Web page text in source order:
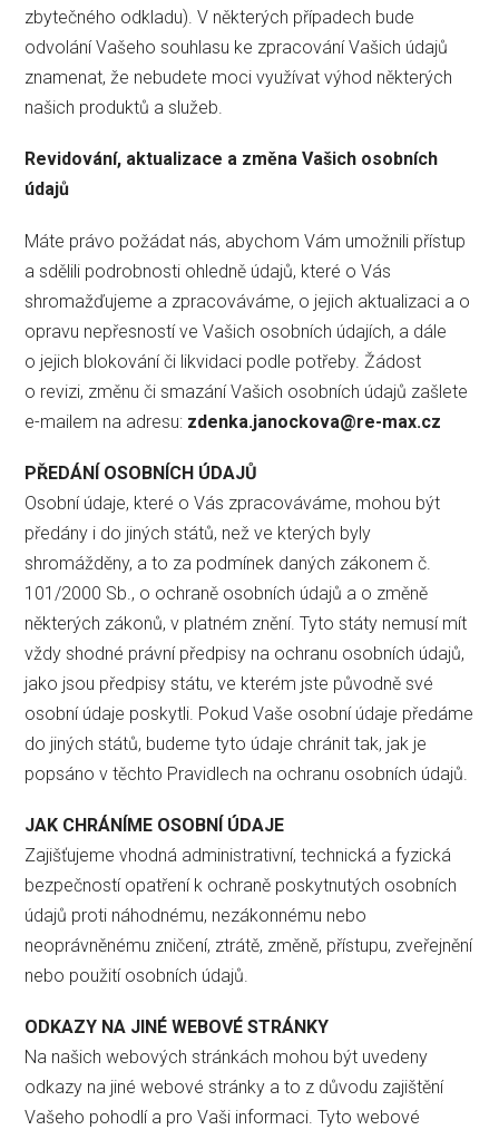
zbytečného odkladu). V některých případech bude
odvolání Vašeho souhlasu ke zpracování Vašich údajů
znamenat, že nebudete moci využívat výhod některých
našich produktů a služeb.
Revidování, aktualizace a změna Vašich osobních
údajů
Máte právo požádat nás, abychom Vám umožnili přístup
a sdělili podrobnosti ohledně údajů, které o Vás
shromažďujeme a zpracováváme, o jejich aktualizaci a o
opravu nepřesností ve Vašich osobních údajích, a dále
o jejich blokování či likvidaci podle potřeby. Žádost
o revizi, změnu či smazání Vašich osobních údajů zašlete
e-mailem na adresu: zdenka.janockova@re-max.cz
PŘEDÁNÍ OSOBNÍCH ÚDAJŮ
Osobní údaje, které o Vás zpracováváme, mohou být
předány i do jiných států, než ve kterých byly
shromážděny, a to za podmínek daných zákonem č.
101/2000 Sb., o ochraně osobních údajů a o změně
některých zákonů, v platném znění. Tyto státy nemusí mít
vždy shodné právní předpisy na ochranu osobních údajů,
jako jsou předpisy státu, ve kterém jste původně své
osobní údaje poskytli. Pokud Vaše osobní údaje předáme
do jiných států, budeme tyto údaje chránit tak, jak je
popsáno v těchto Pravidlech na ochranu osobních údajů.
JAK CHRÁNÍME OSOBNÍ ÚDAJE
Zajišťujeme vhodná administrativní, technická a fyzická
bezpečností opatření k ochraně poskytnutých osobních
údajů proti náhodnému, nezákonnému nebo
neoprávněnému zničení, ztrátě, změně, přístupu, zveřejnění
nebo použití osobních údajů.
ODKAZY NA JINÉ WEBOVÉ STRÁNKY
Na našich webových stránkách mohou být uvedeny
odkazy na jiné webové stránky a to z důvodu zajištění
Vašeho pohodlí a pro Vaši informaci. Tyto webové